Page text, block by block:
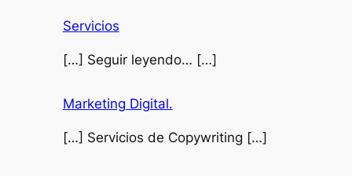
Servicios
[…] Seguir leyendo… […]
Marketing Digital.
[…] Servicios de Copywriting […]